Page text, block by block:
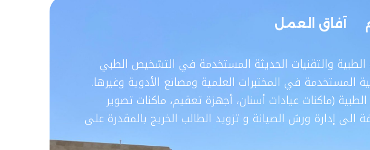
آفاق العمل
الطبية والتقنيات الحديثة المستخدمة في التشخيص الطبي
المستخدمة في المختبرات العلمية ومصانع الأدوية وغيرها.
(ماكنات عيادات أسنان، أجهزة تعقيم، ماكنات تصوير
إدارة ورش الصيانة و تزويد الطالب الخريج بالمقدرة على